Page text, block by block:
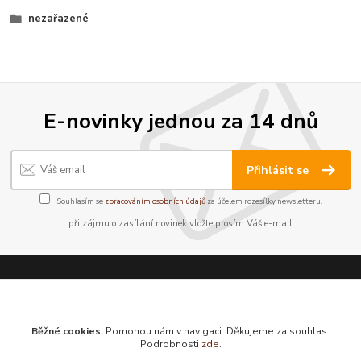
nezařazené
E-novinky jednou za 14 dnů
Přihlásit se
Souhlasím se zpracováním osobních údajůza účelem rozesílky newsletteru.
při zájmu o zasílání novinek vložte prosím Váš e-mail
Knihkupectví Hledající
Běžné cookies. Pomohou nám v navigaci. Děkujeme za souhlas.
Podrobnosti zde.